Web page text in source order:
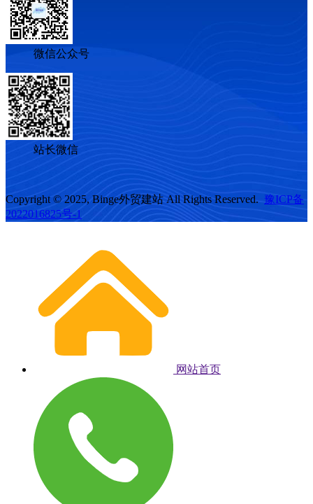
微信公众号
站长微信
Copyright © 2025, Binge外贸建站 All Rights Reserved. 豫ICP备
2022016825号-1
网站首页